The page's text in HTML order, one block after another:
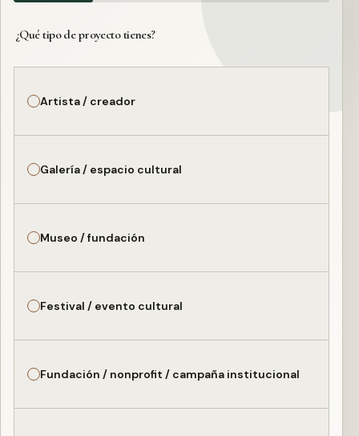
¿Qué tipo de proyecto tienes?
Artista / creador
Galería / espacio cultural
Museo / fundación
Festival / evento cultural
Fundación / nonprofit / campaña institucional